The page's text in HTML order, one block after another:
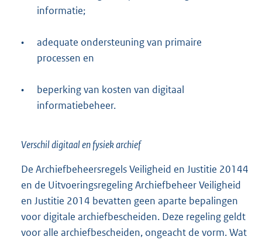
informatie;
•
adequate ondersteuning van primaire
processen en
•
beperking van kosten van digitaal
informatiebeheer.
Verschil digitaal en fysiek archief
De Archiefbeheersregels Veiligheid en Justitie 20144
en de Uitvoeringsregeling Archiefbeheer Veiligheid
en Justitie 2014 bevatten geen aparte bepalingen
voor digitale archiefbescheiden. Deze regeling geldt
voor alle archiefbescheiden, ongeacht de vorm. Wat